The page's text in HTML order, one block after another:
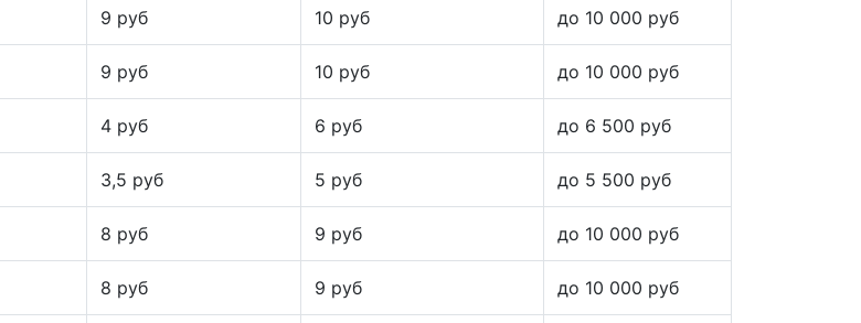
9 руб 10 руб до 10 000 руб
9 руб 10 руб до 10 000 руб
4 руб 6 руб до 6 500 руб
3,5 руб 5 руб до 5 500 руб
8 руб 9 руб до 10 000 руб
8 руб 9 руб до 10 000 руб